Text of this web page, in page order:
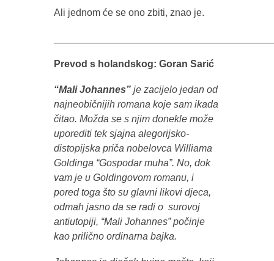
Ali jednom će se ono zbiti, znao je.
Prevod s holandskog: Goran Sarić
“Mali Johannes”je zacijelo jedan od
najneobičnijih romana koje sam ikada
čitao. Možda se s njim donekle može
uporediti tek sjajna alegorijsko-
distopijska priča nobelovca Williama
Goldinga “Gospodar muha”. No, dok
vam je u Goldingovom romanu, i
pored toga što su glavni likovi djeca,
odmah jasno da se radi o surovoj
antiutopiji, “Mali Johannes” počinje
kao prilično ordinarna bajka.